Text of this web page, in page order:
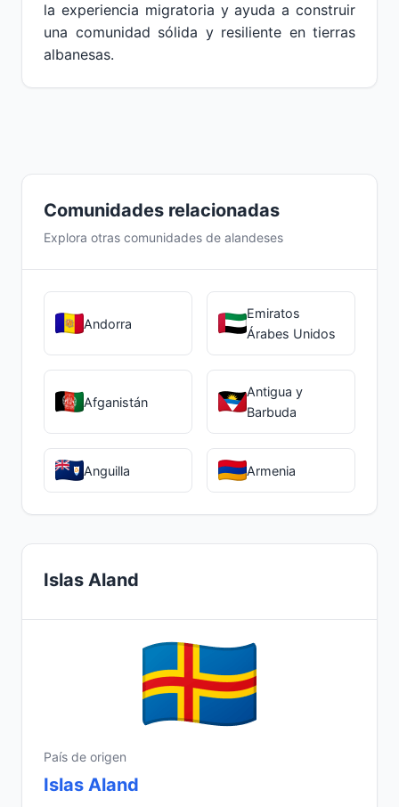
la experiencia migratoria y ayuda a construir
una comunidad sólida y resiliente en tierras
albanesas.
Comunidades relacionadas
Explora otras comunidades de alandeses
Andorra
Emiratos
Árabes Unidos
Afganistán
Antigua y
Barbuda
Anguilla Armenia
Islas Aland
País de origen
Islas Aland